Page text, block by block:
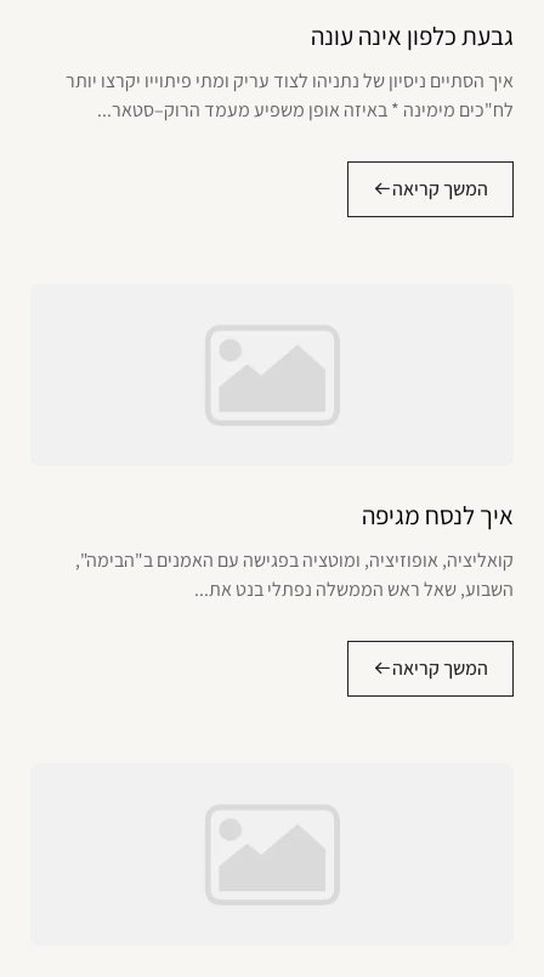
גבעת כלפון אינה עונה
איך הסתיים ניסיון של נתניהו לצוד עריק ומתי פיתוייו יקרצו יותר
לח"כים מימינה * באיזה אופן משפיע מעמד הרוק–סטאר...
המשך קריאה
איך לנסח מגיפה
קואליציה, אופוזיציה, ומוטציה בפגישה עם האמנים ב"הבימה",
השבוע, שאל ראש הממשלה נפתלי בנט את...
המשך קריאה